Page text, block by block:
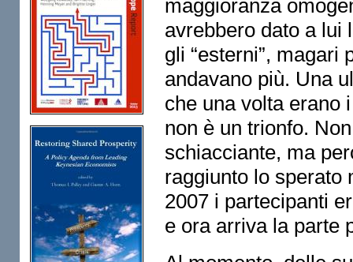
maggioranza
avrebbero dato a lui
gli “esterni”, magari
andavano più. Una
che una volta erano
non è un trionfo.
schiacciante, ma
raggiunto lo sperato
2007 i partecipanti
e ora arriva la parte